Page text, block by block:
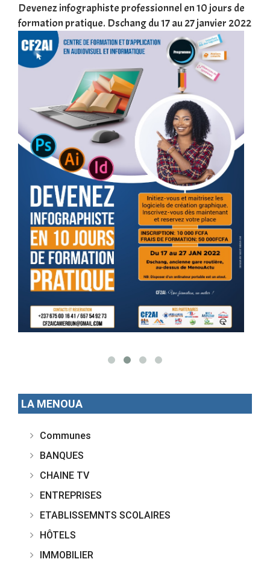
Devenez infographiste professionnel en 10 jours de
formation pratique. Dschang du 17 au 27 janvier 2022
LA MENOUA
Communes
BANQUES
CHAINE TV
ENTREPRISES
ETABLISSEMNTS SCOLAIRES
HÔTELS
IMMOBILIER